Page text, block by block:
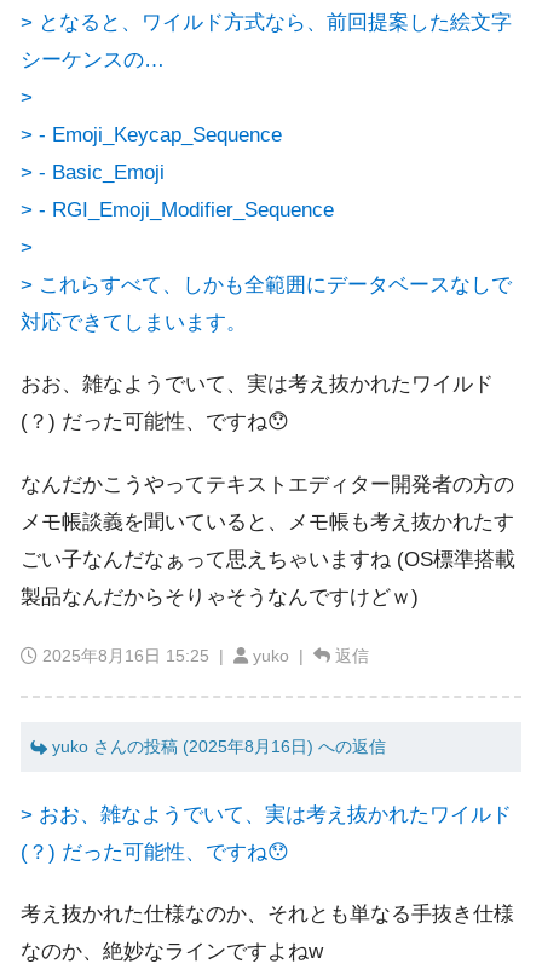
> となると、ワイルド方式なら、前回提案した絵文字
シーケンスの…
>
> - Emoji_Keycap_Sequence
> - Basic_Emoji
> - RGI_Emoji_Modifier_Sequence
>
> これらすべて、しかも全範囲にデータベースなしで
対応できてしまいます。
おお、雑なようでいて、実は考え抜かれたワイルド
(？) だった可能性、ですね😯
なんだかこうやってテキストエディター開発者の方の
メモ帳談義を聞いていると、メモ帳も考え抜かれたす
ごい子なんだなぁって思えちゃいますね (OS標準搭載
製品なんだからそりゃそうなんですけどｗ)
2025年8月16日 15:25 | yuko | 返信
yuko さんの投稿 (2025年8月16日) への返信
> おお、雑なようでいて、実は考え抜かれたワイルド
(？) だった可能性、ですね😯
考え抜かれた仕様なのか、それとも単なる手抜き仕様
なのか、絶妙なラインですよねw